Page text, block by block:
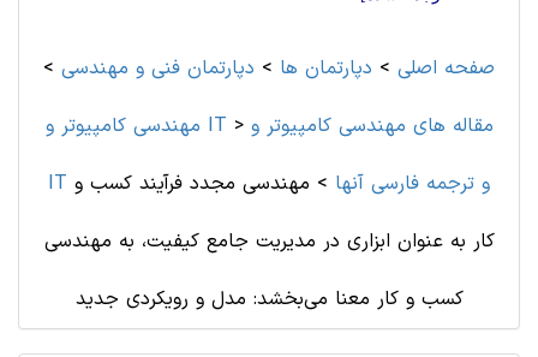
صفحه اصلی > دپارتمان ها > دپارتمان فنی و مهندسی >
مهندسی کامپیوتر و IT > مقاله های مهندسی کامپیوتر و
IT و ترجمه فارسی آنها > مهندسی مجدد فرآیند کسب و
کار به عنوان ابزاری در مدیریت جامع کیفیت، به مهندسی
کسب و کار معنا می‌بخشد: مدل و رویکردی جدید